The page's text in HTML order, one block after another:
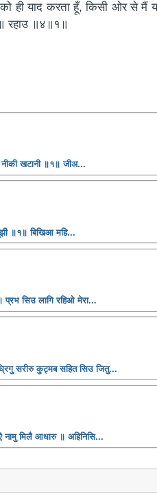
याद करता हूँ, किसी ओर से मैं
रहाउ ॥४॥१॥
खटानी ॥१॥ जीअ...
॥१॥ बिखिआ महि...
सिउ लागि रहिओ मेरा...
सरीरु कुट्मब सहित सिउ जितु...
मिलै आधारु ॥ अहिनिसि...